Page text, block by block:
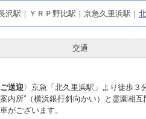
駅｜ＹＲＰ野比駅｜京急久里浜駅｜
交通
送迎〉京急「北久里浜駅」より徒歩３
内所”（横浜銀行斜向かい）と霊園相
がございます。